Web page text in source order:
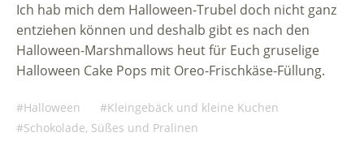
Ich hab mich dem Halloween-Trubel doch nicht ganz
entziehen können und deshalb gibt es nach den
Halloween-Marshmallows heut für Euch gruselige
Halloween Cake Pops mit Oreo-Frischkäse-Füllung.
Halloween
Kleingebäck und kleine Kuchen
Schokolade, Süßes und Pralinen